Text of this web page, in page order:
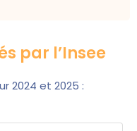
par l’Insee
2024 et 2025 :